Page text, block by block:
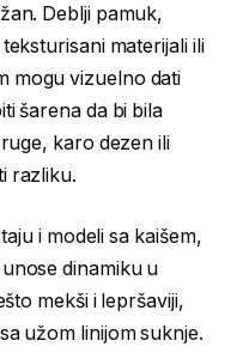
Deblji pamuk,
materijali ili
mogu vizuelno dati
šarena da bi bila
karo dezen ili
razliku.
i modeli sa kaišem,
dinamiku u
mekši i lepršaviji,
užom linijom suknje.